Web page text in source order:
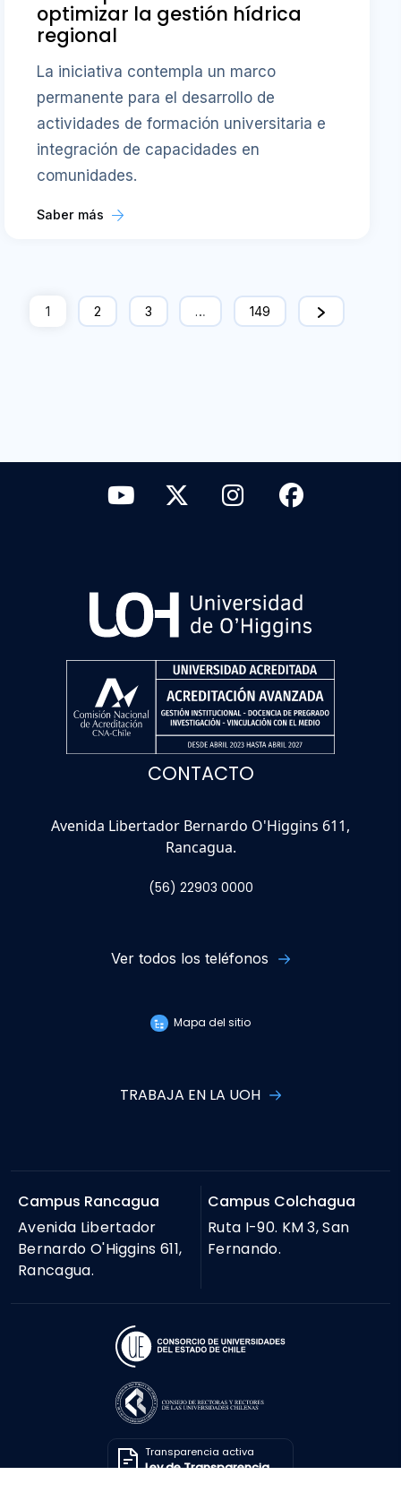
optimizar la gestión hídrica
regional
La iniciativa contempla un marco
permanente para el desarrollo de
actividades de formación universitaria e
integración de capacidades en
comunidades.
Saber más
1 2 3 … 149
CONTACTO
Avenida Libertador Bernardo O'Higgins 611,
Rancagua.
(56) 22903 0000
Ver todos los teléfonos
Mapa del sitio
TRABAJA EN LA UOH
Campus Rancagua
Avenida Libertador
Bernardo O'Higgins 611,
Rancagua.
Campus Colchagua
Ruta I-90. KM 3, San
Fernando.
Transparencia activa
Ley de Transparencia